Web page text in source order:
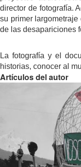
director de fotografía.
su primer
de las desapariciones
La fotografía y el
historias, conocer al
Artículos del autor